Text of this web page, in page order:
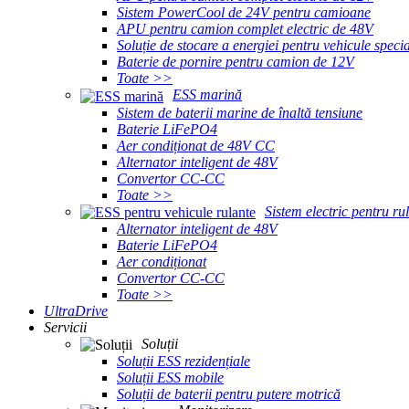
Sistem PowerCool de 24V pentru camioane
APU pentru camion complet electric de 48V
Soluție de stocare a energiei pentru vehicule
Baterie de pornire pentru camion de 12V
Toate >>
ESS marină
Sistem de baterii marine de înaltă tensiune
Baterie LiFePO4
Aer condiționat de 48V CC
Alternator inteligent de 48V
Convertor CC-CC
Toate >>
Sistem electric pentru
Alternator inteligent de 48V
Baterie LiFePO4
Aer condiționat
Convertor CC-CC
Toate >>
UltraDrive
Servicii
Soluții
Soluții ESS rezidențiale
Soluții ESS mobile
Soluții de baterii pentru putere motrică